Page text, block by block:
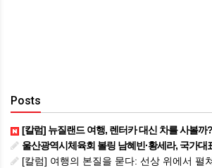
Posts
[칼럼] 뉴질랜드 여행, 렌터카 대신 차를 사볼까?
울산광역시체육회 볼링 남혜빈·황세라, 국가대표 평가전 통과… ‘
[칼럼] 여행의 본질을 묻다: 선상 위에서 펼쳐지는 공간과 사람,